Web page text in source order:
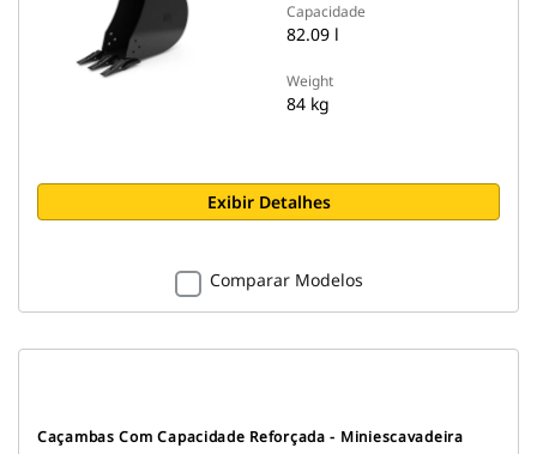
Capacidade
82.09 l
Weight
84 kg
Exibir Detalhes
Comparar Modelos
Caçambas Com Capacidade Reforçada - Miniescavadeira